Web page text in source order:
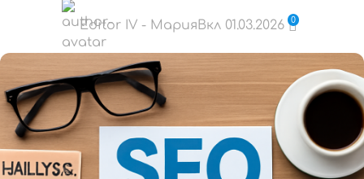
Editor IV - Мария Вкл 01.03.2026 0